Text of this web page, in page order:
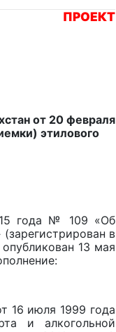
ПРОЕКТ
от 20 февраля
этилового
года № 109 «Об
в
13 мая
16 июля 1999 года
и алкогольной